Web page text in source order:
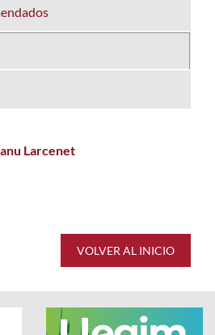
Larcenet
media es de 0 estrellas de 5.
VOLVER AL INICIO